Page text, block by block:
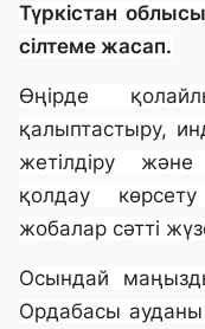
Түркістан
сілтеме жасап.
Өңірде
қалыптастыру,
жетілдіру
қолдау
жобалар сәтті
Осындай
Ордабасы ауданы